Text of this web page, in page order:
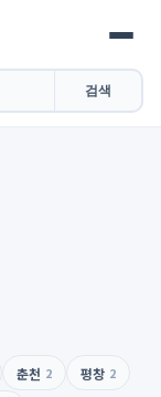
검색
춘천 2 평창 2